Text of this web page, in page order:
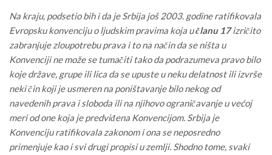
Na kraju, podsetio bih i da je Srbija još 2003. godine ratifikovala
Evropsku konvenciju o ljudskim pravima koja učlanu 17izričito
zabranjuje zloupotrebu prava i to na način da se ništa u
Konvenciji ne može se tumačiti tako da podrazumeva pravo bilo
koje države, grupe ili lica da se upuste u neku delatnost ili izvrše
neki čin koji je usmeren na poništavanje bilo nekog od
navedenih prava i sloboda ili na njihovo ograničavanje u većoj
meri od one koja je predviđena Konvencijom. Srbija je
Konvenciju ratifikovala zakonom i ona se neposredno
primenjuje kao i svi drugi propisi u zemlji. Shodno tome, svaki